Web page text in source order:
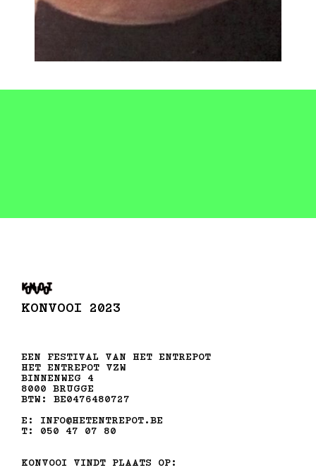
KONVOOI 2023
EEN FESTIVAL VAN HET ENTREPOT
HET ENTREPOT VZW
BINNENWEG 4
8000 BRUGGE
BTW: BE0476480727
E: INFO@HETENTREPOT.BE
T: 050 47 07 80
KONVOOI VINDT PLAATS OP: